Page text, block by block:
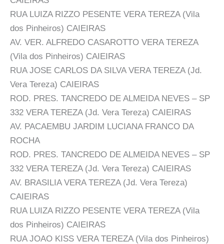
RUA LUIZA RIZZO PESENTE VERA TEREZA (Vila
dos Pinheiros) CAIEIRAS
AV. VER. ALFREDO CASAROTTO VERA TEREZA
(Vila dos Pinheiros) CAIEIRAS
RUA JOSE CARLOS DA SILVA VERA TEREZA (Jd.
Vera Tereza) CAIEIRAS
ROD. PRES. TANCREDO DE ALMEIDA NEVES – SP
332 VERA TEREZA (Jd. Vera Tereza) CAIEIRAS
AV. PACAEMBU JARDIM LUCIANA FRANCO DA
ROCHA
ROD. PRES. TANCREDO DE ALMEIDA NEVES – SP
332 VERA TEREZA (Jd. Vera Tereza) CAIEIRAS
AV. BRASILIA VERA TEREZA (Jd. Vera Tereza)
CAIEIRAS
RUA LUIZA RIZZO PESENTE VERA TEREZA (Vila
dos Pinheiros) CAIEIRAS
RUA JOAO KISS VERA TEREZA (Vila dos Pinheiros)